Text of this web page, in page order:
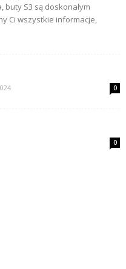
S3 są doskonałym
Ci wszystkie informacje,
0
0